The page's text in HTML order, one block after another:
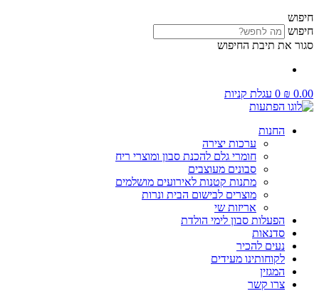
חיפוש
חיפוש
סגור את תיבת החיפוש
₪ 0.00
0 עגלת קניות
החנות
ערכות יצירה
חומרי גלם להכנת סבון ומוצרי ריח
סבונים מעוצבים
מתנות קטנות לאירועים מושלמים
מוצרים לבישום הבית ונרות
אריזות שי
הפעלות סבון לימי הולדת
סדנאות
נעים להכיר
לקוחותינו מעידים
המגזין
צרו קשר